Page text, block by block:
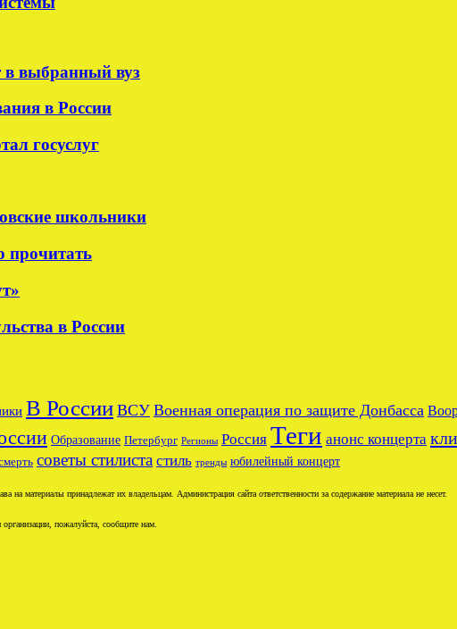
в выбранный вуз
в России
госуслуг
школьники
прочитать
в России
В России ВСУ Военная операция по защите Донбасса
Образование Петербург Регионы Россия Теги анонс концерта
советы стилиста стиль тренды юбилейный концерт
материалы принадлежат их владельцам. Администрация сайта ответственности за содержание материала не несет.
пожалуйста, сообщите нам.